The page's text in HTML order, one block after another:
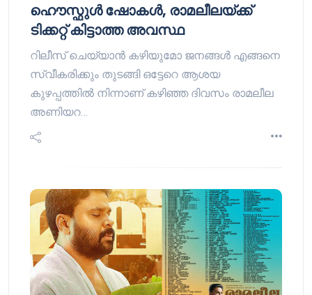
ഹൌസ്ഫുള്‍ ഷോകള്‍, രാമലീലയ്ക്ക്
ടിക്കറ്റ് കിട്ടാത്ത അവസ്ഥ
റിലീസ് ചെയ്യാന്‍ കഴിയുമോ ജനങ്ങള്‍ എങ്ങനെ
സ്വീകരിക്കും തുടങ്ങി ഒട്ടേറെ ആശയ
കുഴപ്പത്തില്‍ നിന്നാണ് കഴിഞ്ഞ ദിവസം രാമലീല
അണിയറ…